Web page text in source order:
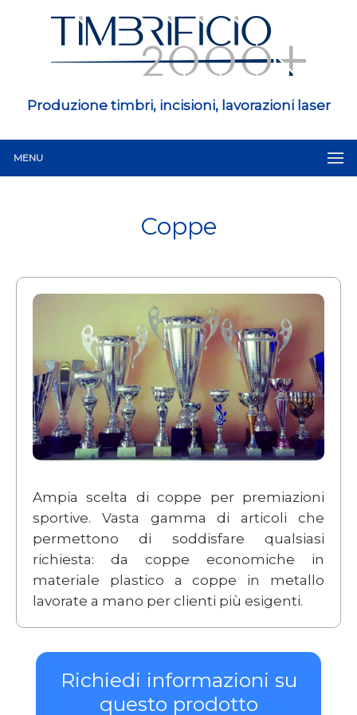
Produzione timbri, incisioni, lavorazioni laser
MENU
Coppe
Ampia scelta di coppe per premiazioni
sportive. Vasta gamma di articoli che
permettono di soddisfare qualsiasi
richiesta: da coppe economiche in
materiale plastico a coppe in metallo
lavorate a mano per clienti più esigenti.
Richiedi informazioni su
questo prodotto